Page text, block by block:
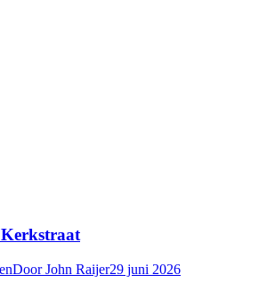
DoorJohn Raijer29 juni 2026